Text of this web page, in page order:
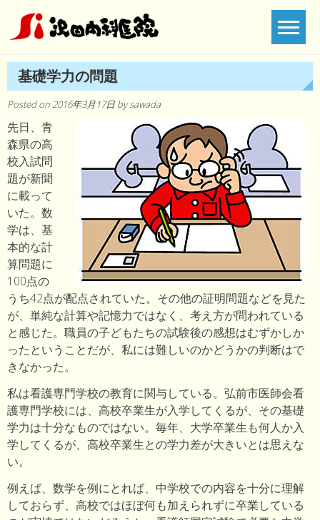
content
基礎学力の問題
Posted on 2016年3月17日 bysawada
先日、青
森県の高
校入試問
題が新聞
に載って
いた。数
学は、基
本的な計
算問題に
100点の
うち42点が配点されていた。その他の証明問題などを見た
が、単純な計算や記憶力ではなく、考え方が問われている
と感じた。職員の子どもたちの試験後の感想はむずかしか
ったということだが、私には難しいのかどうかの判断はで
きなかった。
私は看護専門学校の教育に関与している。弘前市医師会看
護専門学校には、高校卒業生が入学してくるが、その基礎
学力は十分なものではない。毎年、大学卒業生も何人か入
学してくるが、高校卒業生との学力差が大きいとは思えな
い。
例えば、数学を例にとれば、中学校での内容を十分に理解
しておらず、高校ではほぼ何も加えられずに卒業している